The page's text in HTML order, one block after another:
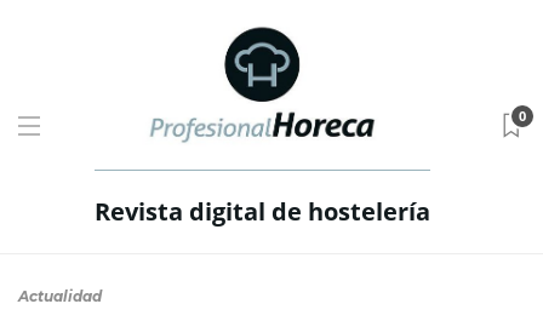
Revista digital de hostelería
0
Actualidad